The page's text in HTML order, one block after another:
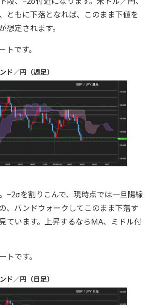
ともに下落となれば、このまま下値を
想定されます。
トです。
ド／円（週足）
−2σを割りこんで、現時点では一旦陽線
、バンドウォークしてこのまま下落す
ています。上昇するならMA、ミドル付
トです。
ド／円（日足）